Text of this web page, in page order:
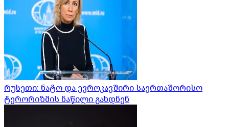
რუსეთი: ნატო და ევროკავშირი საერთაშორისო
ტერორიზმის ნაწილი გახდნენ